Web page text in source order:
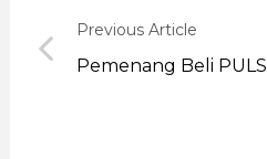
Previous Article
Pemenang Beli